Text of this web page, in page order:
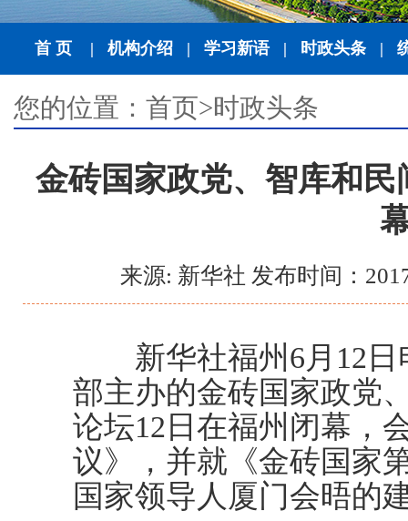
首 页 | 机构介绍 | 学习新语 | 时政头条 |
您的位置： 首页>时政头条
金砖国家政党、智库和
来源: 新华社 发布时间：
新华社福州6月12日
部主办的金砖国家政党
论坛12日在福州闭幕，
议》，并就《金砖国家
国家领导人厦门会晤的